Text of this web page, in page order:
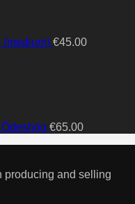
(medium) €45.00
€65.00
producing and selling